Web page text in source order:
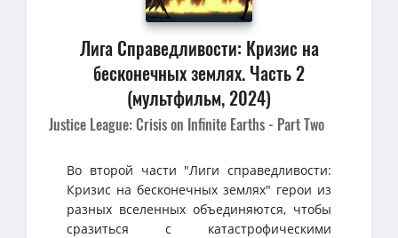
Лига Справедливости: Кризис на
бесконечных землях. Часть 2
(мультфильм, 2024)
Justice League: Crisis on Infinite Earths - Part Two
Во второй части "Лиги справедливости:
Кризис на бесконечных землях" герои из
разных вселенных объединяются, чтобы
сразиться с катастрофическими